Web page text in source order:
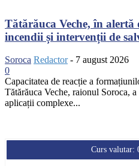
Tătărăuca Veche, în
incendii și intervenții de
Soroca Redactor - 7 august 2026
0
Capacitatea de reacție a
Tătărăuca Veche, raionul Soroca,
aplicații complexe...
Curs valutar: